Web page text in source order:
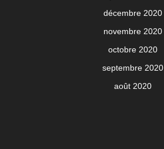
décembre 2020
novembre 2020
octobre 2020
septembre 2020
août 2020